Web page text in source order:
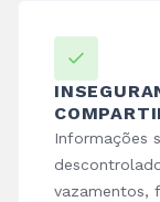
Informações
vazamentos,